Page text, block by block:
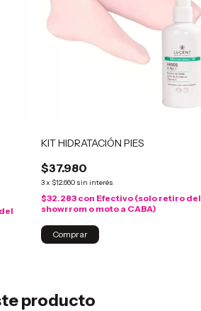
KIT HIDRATACIÓN PIES
$37.980
3x $12.660 sin interés
$32.283 con Efectivo (solo retiro del
showrrom o moto a CABA)
producto